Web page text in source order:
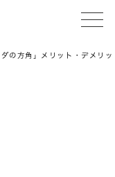
の方角」メリット・デメリッ